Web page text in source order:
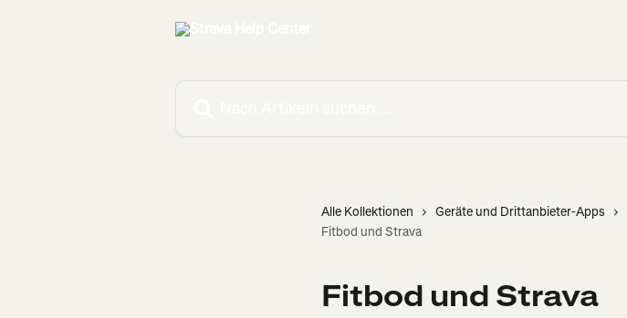
Alle Kollektionen Geräte und Drittanbieter-Apps
Fitbod und Strava
Fitbod und Strava